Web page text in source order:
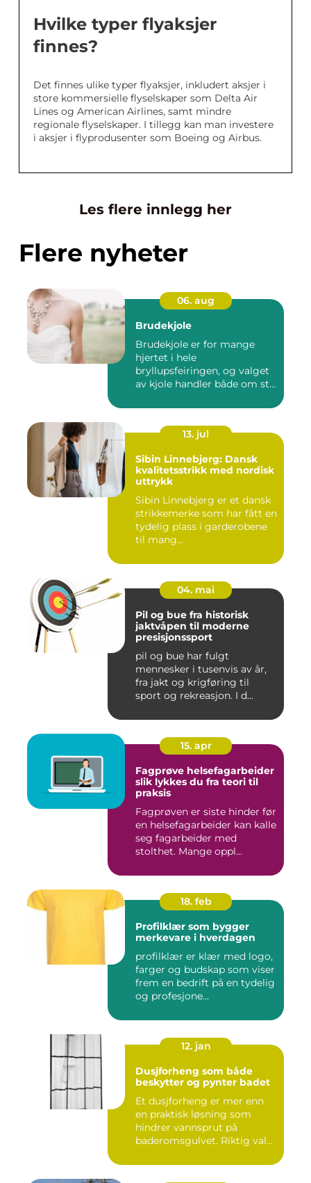
Hvilke typer flyaksjer
finnes?
Det finnes ulike typer flyaksjer, inkludert aksjer i
store kommersielle flyselskaper som Delta Air
Lines og American Airlines, samt mindre
regionale flyselskaper. I tillegg kan man investere
i aksjer i flyprodusenter som Boeing og Airbus.
Les flere innlegg her
Flere nyheter
06. aug
Brudekjole
Brudekjole er for mange
hjertet i hele
bryllupsfeiringen, og valget
av kjole handler både om stil,
13. jul
Sibin Linnebjerg: Dansk
kvalitetsstrikk med nordisk
uttrykk
Sibin Linnebjerg er et dansk
strikkemerke som har fått en
tydelig plass i garderobene
til mang...
04. mai
Pil og bue fra historisk
jaktvåpen til moderne
presisjonssport
pil og bue har fulgt
mennesker i tusenvis av år,
fra jakt og krigføring til
sport og rekreasjon. I d...
15. apr
Fagprøve helsefagarbeider
slik lykkes du fra teori til
praksis
Fagprøven er siste hinder før
en helsefagarbeider kan kalle
seg fagarbeider med
stolthet. Mange oppl...
18. feb
Profilklær som bygger
merkevare i hverdagen
profilklær er klær med logo,
farger og budskap som viser
frem en bedrift på en tydelig
og profesjone...
12. jan
Dusjforheng som både
beskytter og pynter badet
Et dusjforheng er mer enn
en praktisk løsning som
hindrer vannsprut på
baderomsgulvet. Riktig valg